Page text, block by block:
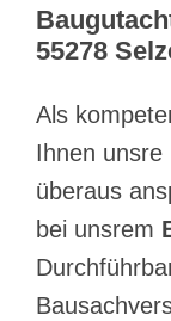
55278
Als
Ihnen unsre
überaus
bei unsrem